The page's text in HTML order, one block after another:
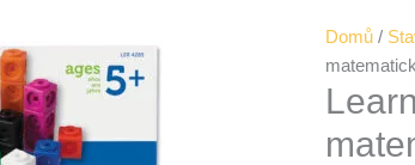
Domů /
Learning